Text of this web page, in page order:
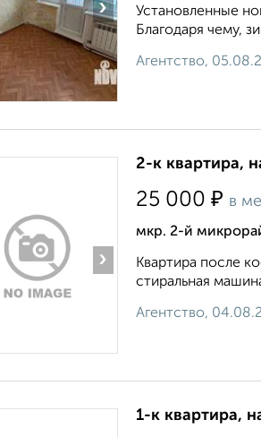
›
Установленные
Благодаря чему,
Агентство,
›
2-к квартира,
25 000 ₽ в
мкр. 2-й
Квартира после
стиральная
Агентство,
1-к квартира,